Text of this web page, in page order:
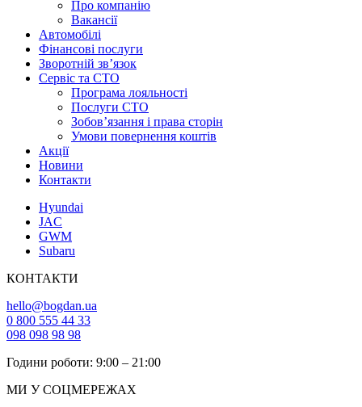
Про компанію
Вакансії
Автомобілі
Фінансові послуги
Зворотній зв’язок
Cервіс та СТО
Програма лояльності
Послуги СТО
Зобов’язання і права сторін
Умови повернення коштів
Акції
Новини
Контакти
Hyundai
JAC
GWM
Subaru
КОНТАКТИ
hello@bogdan.ua
0 800 555 44 33
098 098 98 98
Години роботи: 9:00 – 21:00
МИ У СОЦМЕРЕЖАХ